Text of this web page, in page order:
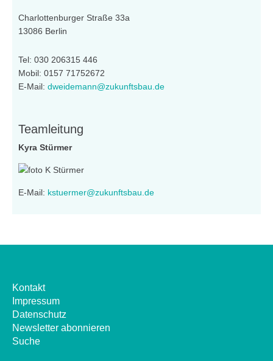
Charlottenburger Straße 33a
13086 Berlin
Tel: 030 206315 446
Mobil: 0157 71752672
E-Mail: dweidemann@zukunftsbau.de
Teamleitung
Kyra Stürmer
E-Mail: kstuermer@zukunftsbau.de
Kontakt
Impressum
Datenschutz
Newsletter abonnieren
Suche